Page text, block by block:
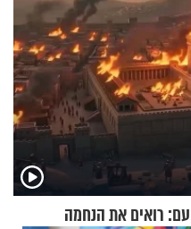
רואים את הנחמה